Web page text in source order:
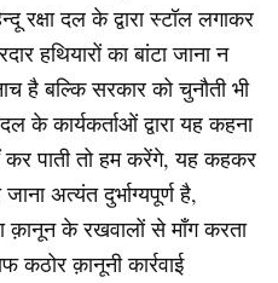
रक्षा दल के द्वारा स्टॉल लगाकर
हथियारों का बांटा जाना न
है बल्कि सरकार को चुनौती भी
के कार्यकर्ताओं द्वारा यह कहना
कर पाती तो हम करेंगे, यह कहकर
अत्यंत दुर्भाग्यपूर्ण है,
क़ानून के रखवालों से माँग करता
क़ानूनी कार्रवाई